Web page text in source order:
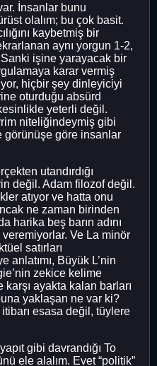
İnsanlar bunu
olalım; bu çok basit.
kaybetmiş bir
aynı yorgun 1-2,
işine yarayacak bir
karar vermiş
hiçbir şey dinleyiciyi
oturduğu absürd
yeterli değil.
niteliğindeymiş gibi
görünüşe göre insanlar
utandırdığı
değil. Adam filozof değil.
atıyor ve hatta onu
ne zaman birinden
harika beş barın adını
Ve La minör
satırları
anlatımı, Büyük L’nin
zekice kelime
ayakta kalan barları
yaklaşan ne var ki?
itibarı esasa değil, tüylere
gibi davrandığı To
ele alalım. Evet “politik”